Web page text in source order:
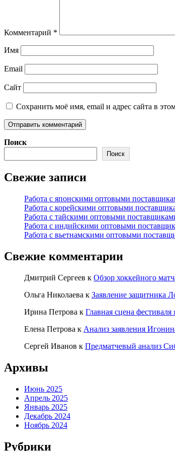
Комментарий *
Имя
Email
Сайт
Сохранить моё имя, email и адрес сайта в
Поиск
Поиск
Свежие записи
Работа с японскими оптовыми
Работа с корейскими оптовыми
Работа с тайскими оптовыми
Работа с индийскими оптовыми
Работа с вьетнамскими оптовыми
Свежие комментарии
Дмитрий Сергеев к Обзор хоккейного
Ольга Николаева к Заявление защитника
Ирина Петрова к Главная сцена
Елена Петрова к Анализ заявления
Сергей Иванов к Предматчевый анализ
Архивы
Июнь 2025
Апрель 2025
Январь 2025
Декабрь 2024
Ноябрь 2024
Рубрики